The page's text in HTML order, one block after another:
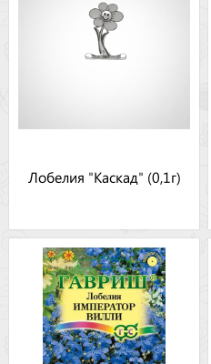
Лобелия "Каскад" (0,1г)